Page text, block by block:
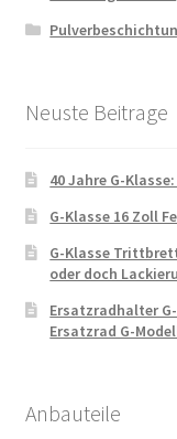
Neuste Beitrage
40 Jahre G-
G-Klasse 16 Zoll
G-Klasse
oder doch
Ersatzradhalter
Ersatzrad G-
Anbauteile